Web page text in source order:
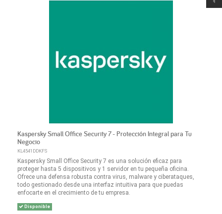
Kaspersky Small Office Security 7 - Protección Integral para Tu
Negocio
KL4541DDKFS
Kaspersky Small Office Security 7 es una solución eficaz para
proteger hasta 5 dispositivos y 1 servidor en tu pequeña oficina.
Ofrece una defensa robusta contra virus, malware y ciberataques,
todo gestionado desde una interfaz intuitiva para que puedas
enfocarte en el crecimiento de tu empresa.
Disponible